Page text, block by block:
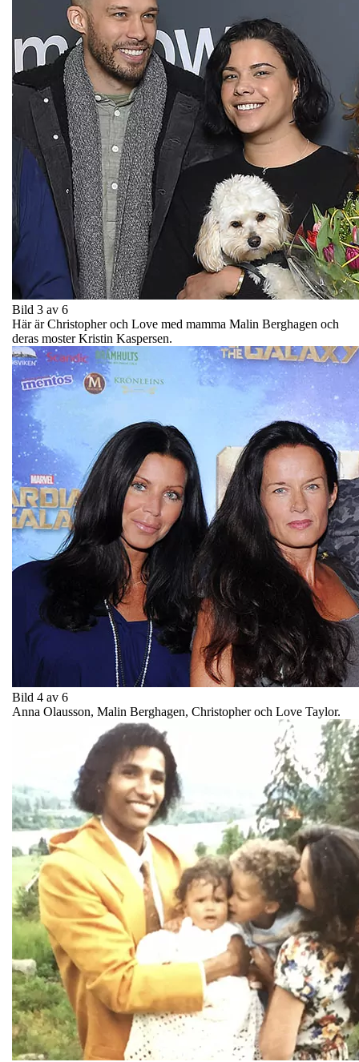
Bild 3 av 6
Här är Christopher och Love med mamma Malin Berghagen och
deras moster Kristin Kaspersen.
Bild 4 av 6
Anna Olausson, Malin Berghagen, Christopher och Love Taylor.